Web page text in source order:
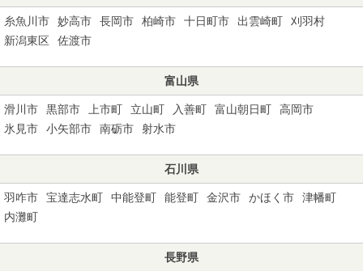
糸魚川市 妙高市 長岡市 柏崎市 十日町市 出雲崎町
刈羽村
新潟東区
佐渡市
富山県
滑川市 黒部市 上市町 立山町 入善町 富山朝日町
高岡市
氷見市
小矢部市 南砺市 射水市
石川県
羽咋市 宝達志水町 中能登町 能登町 金沢市 かほく市
津幡町
内灘町
長野県